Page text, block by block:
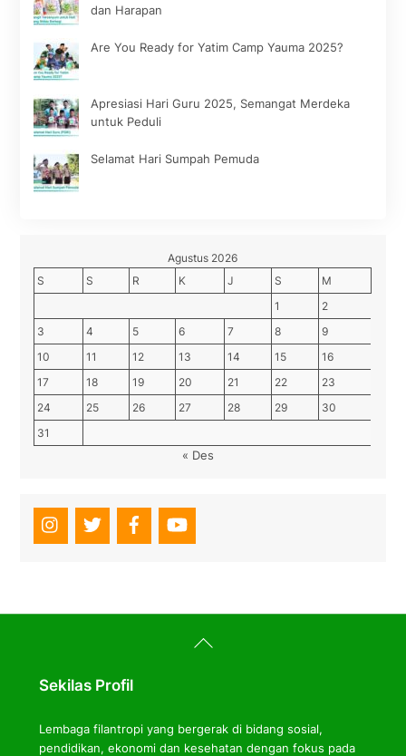
dan Harapan
Are You Ready for Yatim Camp Yauma 2025?
Apresiasi Hari Guru 2025, Semangat Merdeka
untuk Peduli
Selamat Hari Sumpah Pemuda
Agustus 2026
S
S R K J S
M
1
2
3
4 5 6 7 8
9
10
11 12 13 14 15
16
17
18 19 20 21 22
23
24
25 26 27 28 29
30
31
« Des
Back
To
Sekilas Profil
Lembaga filantropi yang bergerak di bidang sosial,
pendidikan, ekonomi dan kesehatan dengan fokus pada